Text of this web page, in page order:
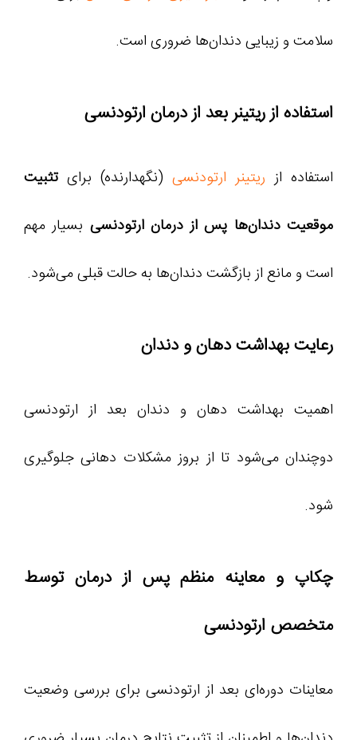
سلامت و زیبایی دندان‌ها ضروری است.
استفاده از ریتینر بعد از درمان ارتودنسی
استفاده از ریتینر ارتودنسی (نگهدارنده) برایتثبیت
موقعیت دندان‌ها پس از درمان ارتودنسی بسیار مهم
است و مانع از بازگشت دندان‌ها به حالت قبلی می‌شود.
رعایت بهداشت دهان و دندان
اهمیت بهداشت دهان و دندان بعد از ارتودنسی
دوچندان می‌شود تا از بروز مشکلات دهانی جلوگیری
شود.
چکاپ و معاینه منظم پس از درمان توسط
متخصص ارتودنسی
معاینات دوره‌ای بعد از ارتودنسی برای بررسی وضعیت